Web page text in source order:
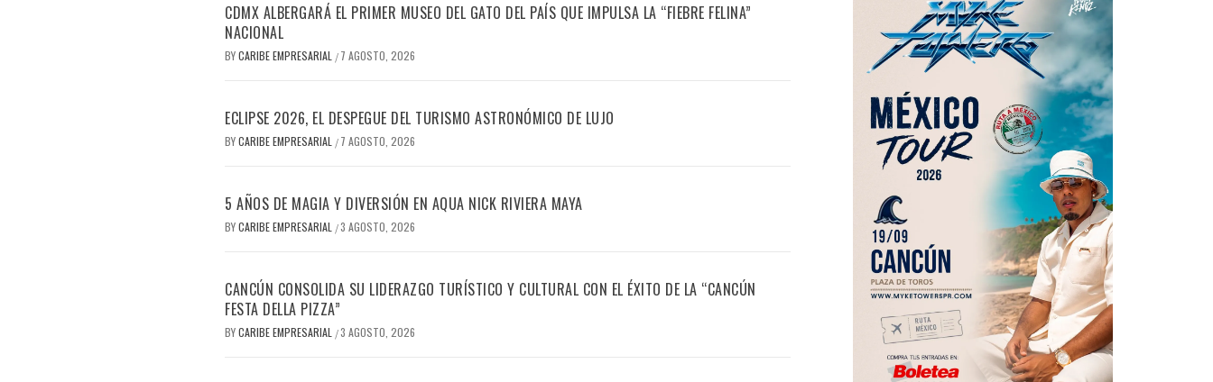
CDMX ALBERGARÁ EL PRIMER MUSEO DEL GATO DEL PAÍS QUE IMPULSA LA “FIEBRE FELINA”
NACIONAL
BYCARIBE EMPRESARIAL / 7 AGOSTO, 2026
ECLIPSE 2026, EL DESPEGUE DEL TURISMO ASTRONÓMICO DE LUJO
BYCARIBE EMPRESARIAL / 7 AGOSTO, 2026
5 AÑOS DE MAGIA Y DIVERSIÓN EN AQUA NICK RIVIERA MAYA
BYCARIBE EMPRESARIAL /3 AGOSTO, 2026
CANCÚN CONSOLIDA SU LIDERAZGO TURÍSTICO Y CULTURAL CON EL ÉXITO DE LA “CANCÚN
FESTA DELLA PIZZA”
BYCARIBE EMPRESARIAL /3 AGOSTO, 2026